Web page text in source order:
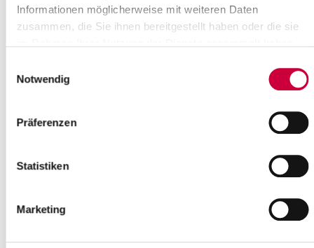
Informationen möglicherweise mit weiteren Daten
zusammen, die Sie ihnen bereitgestellt haben oder die sie
Notwendig
Präferenzen
Statistiken
Marketing
Willkommen! Wir freuen uns auf ein Wiedersehen und neue
Zeige mehr
Ev.-Luth. St. Johannes-Kirchengemeinde Kremperheide
Telefon:+49 4821 779 73 44
Zurück zur Auswahl
+
-